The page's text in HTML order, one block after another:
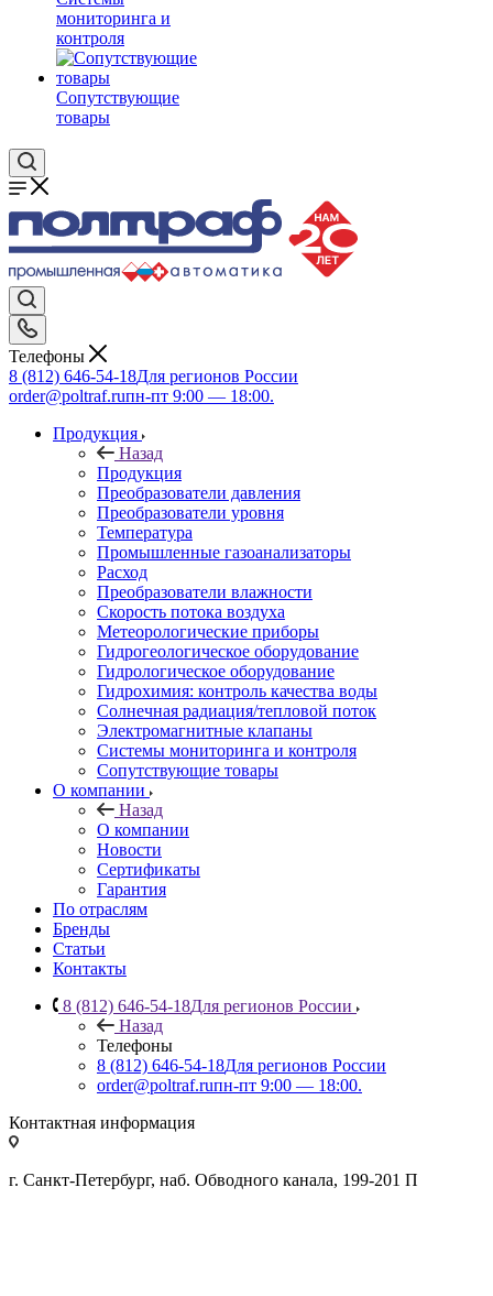
мониторинга и
контроля
Сопутствующие
товары
Телефоны
8 (812) 646-54-18Для регионов России
order@poltraf.ruпн-пт 9:00 — 18:00.
Продукция
Назад
Продукция
Преобразователи давления
Преобразователи уровня
Температура
Промышленные газоанализаторы
Расход
Преобразователи влажности
Скорость потока воздуха
Метеорологические приборы
Гидрогеологическое оборудование
Гидрологическое оборудование
Гидрохимия: контроль качества воды
Солнечная радиация/тепловой поток
Электромагнитные клапаны
Системы мониторинга и контроля
Сопутствующие товары
О компании
Назад
О компании
Новости
Сертификаты
Гарантия
По отраслям
Бренды
Статьи
Контакты
8 (812) 646-54-18Для регионов России
Назад
Телефоны
8 (812) 646-54-18Для регионов России
order@poltraf.ruпн-пт 9:00 — 18:00.
Контактная информация
г. Санкт-Петербург, наб. Обводного канала, 199-201 П